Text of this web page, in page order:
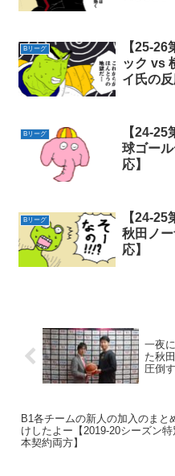
Bリーグ
【25-
ック vs
イ氏の反
Bリーグ
【24-
球ゴー
応】
Bリーグ
【24-
秋田ノ
応】
一夜
た秋
圧倒
B1各チームの新人の加入のまと
けしたよー【2019-20シーズン特
本契約両方】